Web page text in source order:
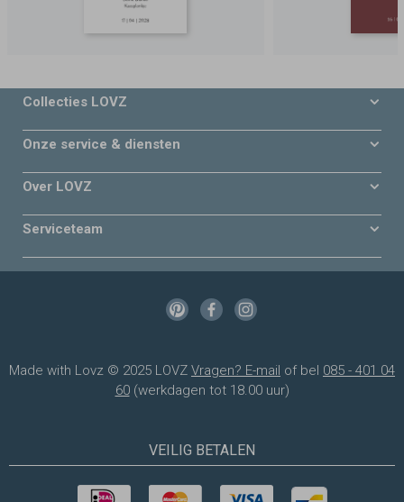
Collecties LOVZ
Onze service & diensten
Over LOVZ
Serviceteam
Made with Lovz © 2025 LOVZ Vragen? E-mail of bel 085 - 401 04
60(werkdagen tot 18.00 uur)
VEILIG BETALEN